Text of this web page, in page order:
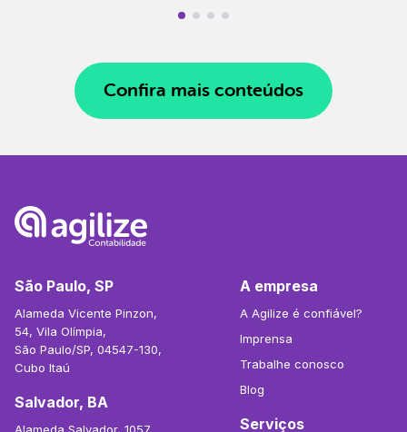
Confira mais conteúdos
São Paulo, SP
Alameda Vicente Pinzon,
54, Vila Olímpia,
São Paulo/SP, 04547-130,
Cubo Itaú
Salvador, BA
A empresa
A Agilize é confiável?
Imprensa
Trabalhe conosco
Blog
Serviços